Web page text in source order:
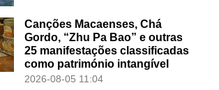
Canções Macaenses, Chá
Gordo, “Zhu Pa Bao” e outras
25 manifestações classificadas
como património intangível
2026-08-05 11:04